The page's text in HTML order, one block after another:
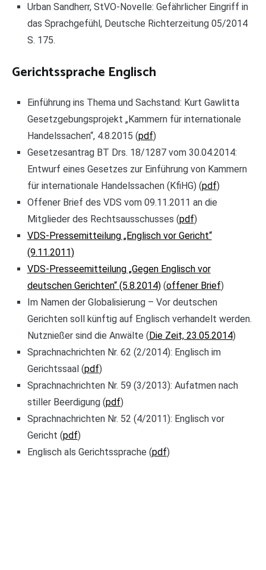
Urban Sandherr, StVO-Novelle: Gefährlicher Eingriff in
das Sprachgefühl, Deutsche Richterzeitung 05/2014
S. 175.
Gerichtssprache Englisch
Einführung ins Thema und Sachstand: Kurt Gawlitta
Gesetzgebungsprojekt „Kammern für internationale
Handelssachen“, 4.8.2015 (pdf)
Gesetzesantrag BT Drs. 18/1287 vom 30.04.2014:
Entwurf eines Gesetzes zur Einführung von Kammern
für internationale Handelssachen (KfiHG) (pdf)
Offener Brief des VDS vom 09.11.2011 an die
Mitglieder des Rechtsausschusses (pdf)
VDS-Pressemitteilung „Englisch vor Gericht“
(9.11.2011)
VDS-Presseemitteilung „Gegen Englisch vor
deutschen Gerichten“ (5.8.2014)(offener Brief)
Im Namen der Globalisierung – Vor deutschen
Gerichten soll künftig auf Englisch verhandelt werden.
Nutznießer sind die Anwälte ( Die Zeit, 23.05.2014)
Sprachnachrichten Nr. 62 (2/2014): Englisch im
Gerichtssaal (pdf)
Sprachnachrichten Nr. 59 (3/2013): Aufatmen nach
stiller Beerdigung (pdf)
Sprachnachrichten Nr. 52 (4/2011): Englisch vor
Gericht (pdf)
Englisch als Gerichtssprache (pdf)